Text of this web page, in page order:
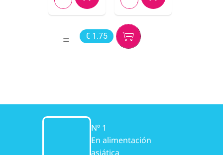
€ 1.75
Nº 1
En alimentación
asiática